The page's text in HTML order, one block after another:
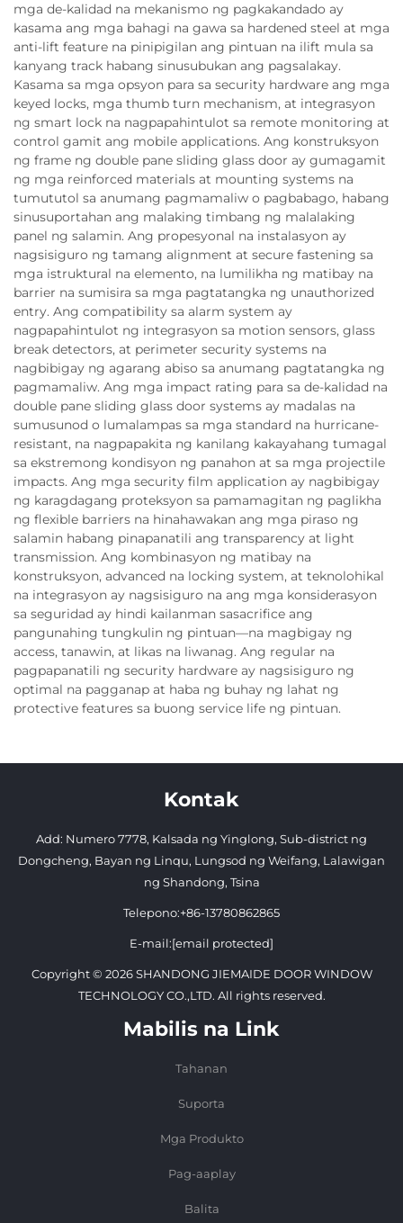
mga de-kalidad na mekanismo ng pagkakandado ay
kasama ang mga bahagi na gawa sa hardened steel at mga
anti-lift feature na pinipigilan ang pintuan na ilift mula sa
kanyang track habang sinusubukan ang pagsalakay.
Kasama sa mga opsyon para sa security hardware ang mga
keyed locks, mga thumb turn mechanism, at integrasyon
ng smart lock na nagpapahintulot sa remote monitoring at
control gamit ang mobile applications. Ang konstruksyon
ng frame ng double pane sliding glass door ay gumagamit
ng mga reinforced materials at mounting systems na
tumututol sa anumang pagmamaliw o pagbabago, habang
sinusuportahan ang malaking timbang ng malalaking
panel ng salamin. Ang propesyonal na instalasyon ay
nagsisiguro ng tamang alignment at secure fastening sa
mga istruktural na elemento, na lumilikha ng matibay na
barrier na sumisira sa mga pagtatangka ng unauthorized
entry. Ang compatibility sa alarm system ay
nagpapahintulot ng integrasyon sa motion sensors, glass
break detectors, at perimeter security systems na
nagbibigay ng agarang abiso sa anumang pagtatangka ng
pagmamaliw. Ang mga impact rating para sa de-kalidad na
double pane sliding glass door systems ay madalas na
sumusunod o lumalampas sa mga standard na hurricane-
resistant, na nagpapakita ng kanilang kakayahang tumagal
sa ekstremong kondisyon ng panahon at sa mga projectile
impacts. Ang mga security film application ay nagbibigay
ng karagdagang proteksyon sa pamamagitan ng paglikha
ng flexible barriers na hinahawakan ang mga piraso ng
salamin habang pinapanatili ang transparency at light
transmission. Ang kombinasyon ng matibay na
konstruksyon, advanced na locking system, at teknolohikal
na integrasyon ay nagsisiguro na ang mga konsiderasyon
sa seguridad ay hindi kailanman sasacrifice ang
pangunahing tungkulin ng pintuan—na magbigay ng
access, tanawin, at likas na liwanag. Ang regular na
pagpapanatili ng security hardware ay nagsisiguro ng
optimal na pagganap at haba ng buhay ng lahat ng
protective features sa buong service life ng pintuan.
Kontak
Add: Numero 7778, Kalsada ng Yinglong, Sub-district ng
Dongcheng, Bayan ng Linqu, Lungsod ng Weifang, Lalawigan
ng Shandong, Tsina
Telepono:+86-13780862865
E-mail:[email protected]
Copyright © 2026 SHANDONG JIEMAIDE DOOR WINDOW
TECHNOLOGY CO.,LTD. All rights reserved.
Mabilis na Link
Tahanan
Suporta
Mga Produkto
Pag-aaplay
Balita